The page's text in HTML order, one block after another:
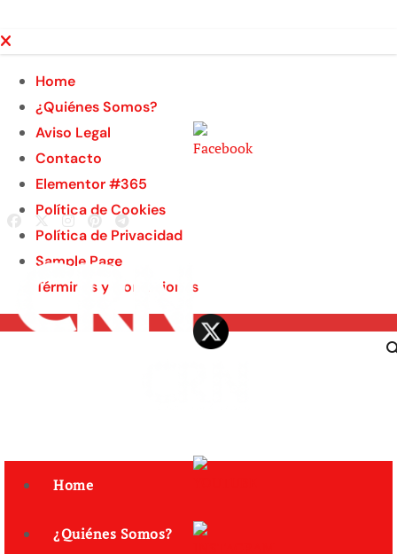
al
Home
¿Quiénes Somos?
Aviso Legal
Contacto
Elementor #365
Política de Cookies
Política de Privacidad
Sample Page
Términos y Condiciones
Home
¿Quiénes Somos?